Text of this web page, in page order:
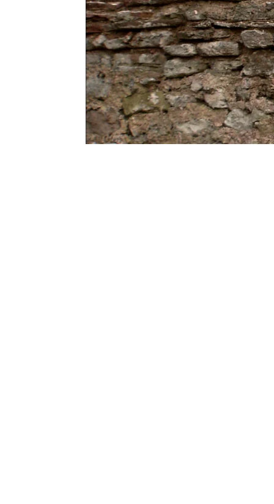
Madrid
Publicado:25 de octubre de 2018, 20:17
momento destacado Series